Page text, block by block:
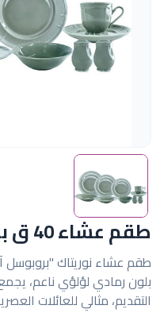
طقم عشاء 40 ق بروبوسل اش نوريتاك
بلون رمادي لؤلؤي ناعم،
التقديم، مثالي للعائلات